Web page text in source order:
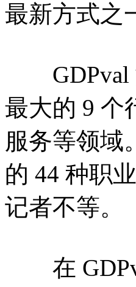
最新方式之
GDPval
最大的 9 个
服务等领域
的 44 种职
记者不等。
在